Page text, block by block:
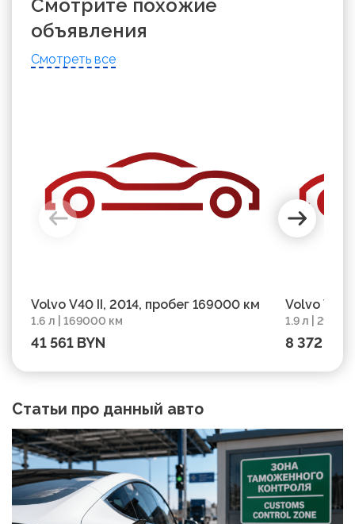
Смотрите похожие
объявления
Смотреть все
Volvo V40 II, 2014, пробег 169000 км
1.6 л | 169000 км
41 561 BYN
Volvo V40
1.9 л |
8 372 BYN
Статьи про данный авто